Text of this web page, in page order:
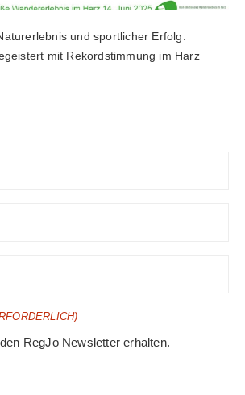
und sportlicher Erfolg:
mit Rekordstimmung im Harz
RegJo Newsletter erhalten.